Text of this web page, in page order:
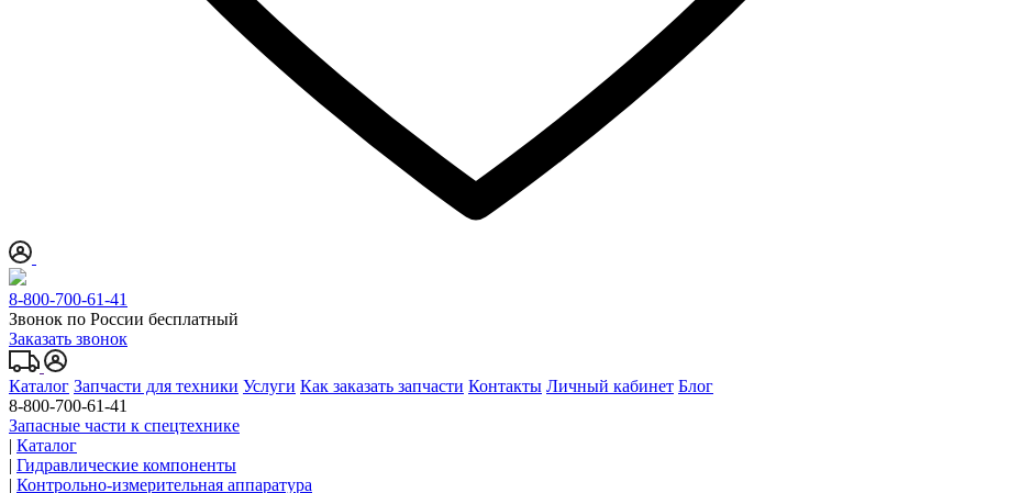
8-800-700-61-41
Звонок по России бесплатный
Заказать звонок
Каталог Запчасти для техники Услуги Как заказать запчасти Контакты Личный кабинет Блог
8-800-700-61-41
Запасные части к спецтехнике
| Каталог
| Гидравлические компоненты
| Контрольно-измерительная аппаратура